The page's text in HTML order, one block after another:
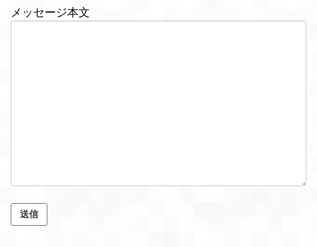
メッセージ本文